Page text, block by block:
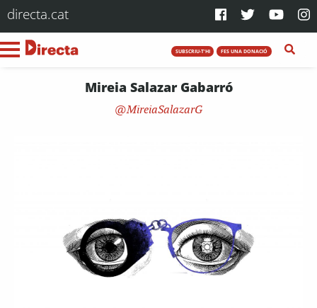
directa.cat
SUBSCRIU-T'HI FES UNA DONACIÓ
Mireia Salazar Gabarró
MireiaSalazarG